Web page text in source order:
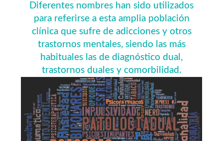
Diferentes nombres han sido utilizados
para referirse a esta amplia población
clínica que sufre de adicciones y otros
trastornos mentales, siendo las más
habituales las de diagnóstico dual,
trastornos duales y comorbilidad.